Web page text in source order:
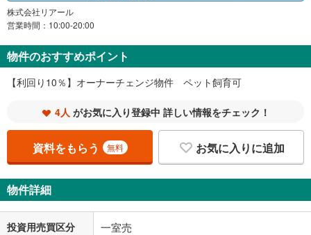
株式会社リアール
営業時間：10:00-20:00
物件のおすすめポイント
【利回り10％】オーナーチェンジ物件 ペット飼育可
4人 がお気に入り登録中 詳しい情報をチェック！
資料をもらう 無料 お気に入りに追加
物件詳細
投資用売買区分 一室売